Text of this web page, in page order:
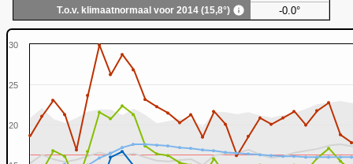
T.o.v. klimaatnormaal voor 2014 (15,8°) -0.0°
20
25
30